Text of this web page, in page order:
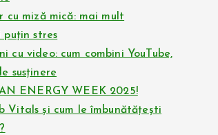
cu miză mică: mai mult
puțin stres
cu video: cum combini YouTube,
susținere
ENERGY WEEK 2025!
Vitals și cum le îmbunătățești